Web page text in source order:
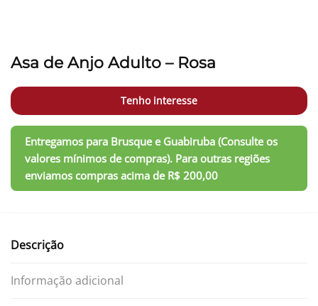
Asa de Anjo Adulto – Rosa
Tenho interesse
Descrição
Informação adicional